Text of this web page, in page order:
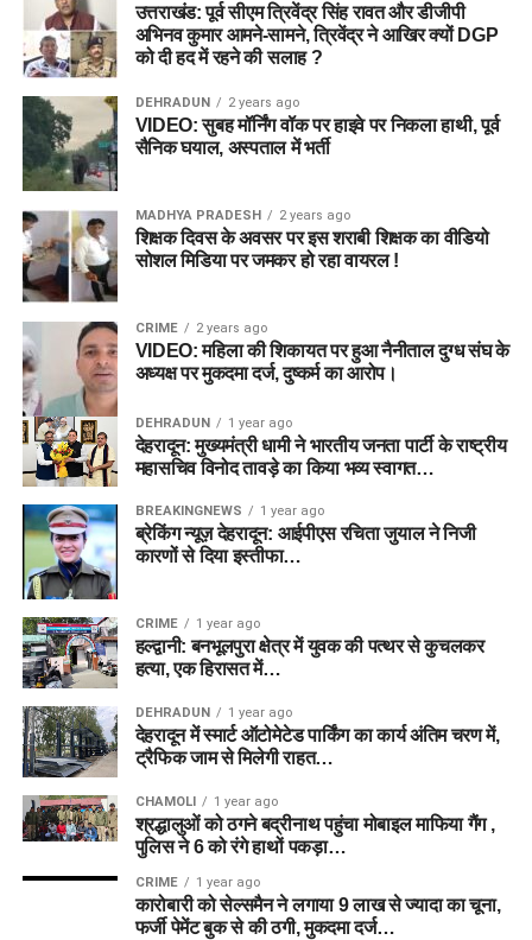
उत्तराखंड: पूर्व सीएम त्रिवेंद्र सिंह रावत और डीजीपी
अभिनव कुमार आमने-सामने, त्रिवेंद्र ने आखिर क्यों DGP
को दी हद में रहने की सलाह ?
DEHRADUN 2 years ago
VIDEO: सुबह मॉर्निंग वॉक पर हाइवे पर निकला हाथी, पूर्व
सैनिक घयाल, अस्पताल में भर्ती
MADHYA PRADESH 2 years ago
शिक्षक दिवस के अवसर पर इस शराबी शिक्षक का वीडियो
सोशल मिडिया पर जमकर हो रहा वायरल !
CRIME 2 years ago
VIDEO: महिला की शिकायत पर हुआ नैनीताल दुग्ध संघ के
अध्यक्ष पर मुकदमा दर्ज, दुष्कर्म का आरोप।
DEHRADUN 1 year ago
देहरादून: मुख्यमंत्री धामी ने भारतीय जनता पार्टी के राष्ट्रीय
महासचिव विनोद तावड़े का किया भव्य स्वागत…
BREAKINGNEWS 1 year ago
ब्रेकिंग न्यूज़ देहरादून: आईपीएस रचिता जुयाल ने निजी
कारणों से दिया इस्तीफा…
CRIME 1 year ago
हल्द्वानी: बनभूलपुरा क्षेत्र में युवक की पत्थर से कुचलकर
हत्या, एक हिरासत में…
DEHRADUN 1 year ago
देहरादून में स्मार्ट ऑटोमेटेड पार्किंग का कार्य अंतिम चरण में,
ट्रैफिक जाम से मिलेगी राहत…
CHAMOLI 1 year ago
श्रद्धालुओं को ठगने बद्रीनाथ पहुंचा मोबाइल माफिया गैंग ,
पुलिस ने 6 को रंगे हाथों पकड़ा…
CRIME 1 year ago
कारोबारी को सेल्समैन ने लगाया 9 लाख से ज्यादा का चूना,
फर्जी पेमेंट बुक से की ठगी, मुकदमा दर्ज…